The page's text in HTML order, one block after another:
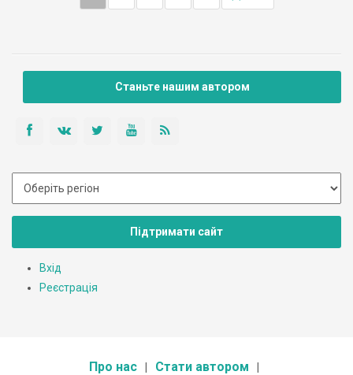
Станьте нашим автором
Підтримати сайт
Вхід
Реєстрація
Про нас Стати автором